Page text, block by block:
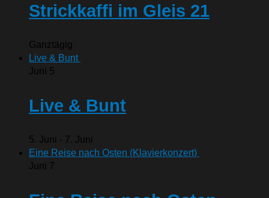
Strickkaffi im Gleis 21
Ganztägig
Live & Bunt
Juni 5
Live & Bunt
5. Juni - 7. Juni
Eine Reise nach Osten (Klavierkonzert)
Juni 7